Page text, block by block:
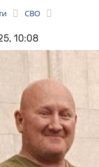
СВО
10:08